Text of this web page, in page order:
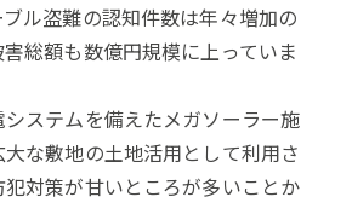
ル盗難の認知件数は年々増加の
総額も数億円規模に上っていま
ステムを備えたメガソーラー施
な敷地の土地活用として利用さ
対策が甘いところが多いことか